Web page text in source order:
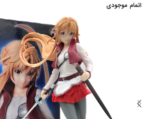
اتمام موجودی